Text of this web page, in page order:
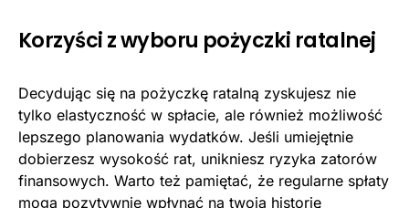
Korzyści z wyboru pożyczki ratalnej
Decydując się na pożyczkę ratalną zyskujesz nie
tylko elastyczność w spłacie, ale również możliwość
lepszego planowania wydatków. Jeśli umiejętnie
dobierzesz wysokość rat, unikniesz ryzyka zatorów
finansowych. Warto też pamiętać, że regularne spłaty
mogą pozytywnie wpłynąć na twoją historię